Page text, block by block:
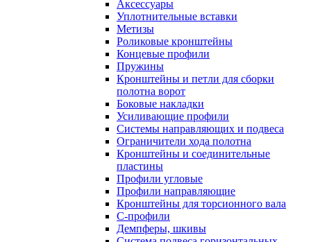
Аксессуары
Уплотнительные вставки
Метизы
Роликовые кронштейны
Концевые профили
Пружины
Кронштейны и петли для сборки
полотна ворот
Боковые накладки
Усиливающие профили
Системы направляющих и подвеса
Ограничители хода полотна
Кронштейны и соединительные
пластины
Профили угловые
Профили направляющие
Кронштейны для торсионного вала
С-профили
Демпферы, шкивы